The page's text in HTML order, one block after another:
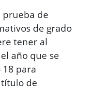
prueba de
de grado
tener al
año que se
para
de